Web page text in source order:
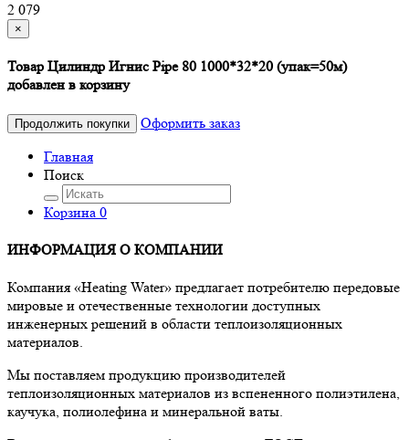
2 079
×
Товар Цилиндр Игнис Pipe 80 1000*32*20 (упак=50м)
добавлен в корзину
Продолжить покупки
Оформить заказ
Главная
Поиск
Корзина 0
ИНФОРМАЦИЯ О КОМПАНИИ
Компания «Heating Water» предлагает потребителю передовые
мировые и отечественные технологии доступных
инженерных решений в области теплоизоляционных
материалов.
Мы поставляем продукцию производителей
теплоизоляционных материалов из вспененного полиэтилена,
каучука, полиолефина и минеральной ваты.